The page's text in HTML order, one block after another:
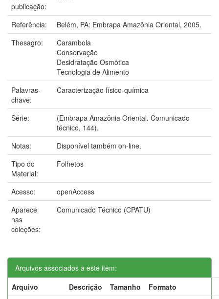
publicação:
Referência:
Belém, PA: Embrapa Amazônia Oriental, 2005.
Thesagro:
Carambola
Conservação
Desidratação Osmótica
Tecnologia de Alimento
Palavras-
chave:
Caracterização físico-química
Série:
(Embrapa Amazônia Oriental. Comunicado
técnico, 144).
Notas:
Disponível também on-line.
Tipo do
Material:
Folhetos
Acesso:
openAccess
Aparece
nas
coleções:
Comunicado Técnico (CPATU)
Arquivos associados a este item:
Arquivo
Descrição Tamanho
Formato